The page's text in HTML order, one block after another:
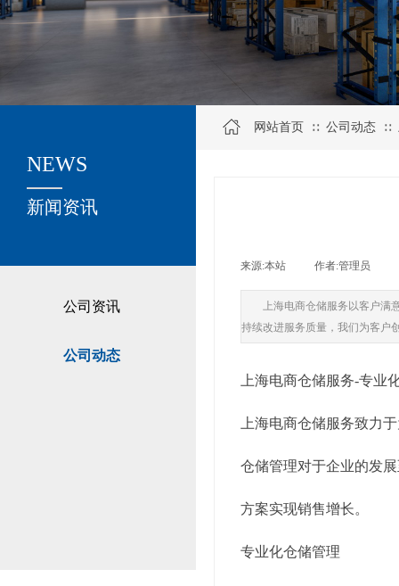
公司资讯
公司动态
关于我们
新闻资讯
NEWS
网站首页 ∷ 公司动态 ∷
来源:本站 作者:管理员
上海电商仓储服务以客户
持续改进服务质量，我们为客户
上海电商仓储服务-专业
上海电商仓储服务致力
仓储管理对于企业的发
方案实现销售增长。
专业化仓储管理